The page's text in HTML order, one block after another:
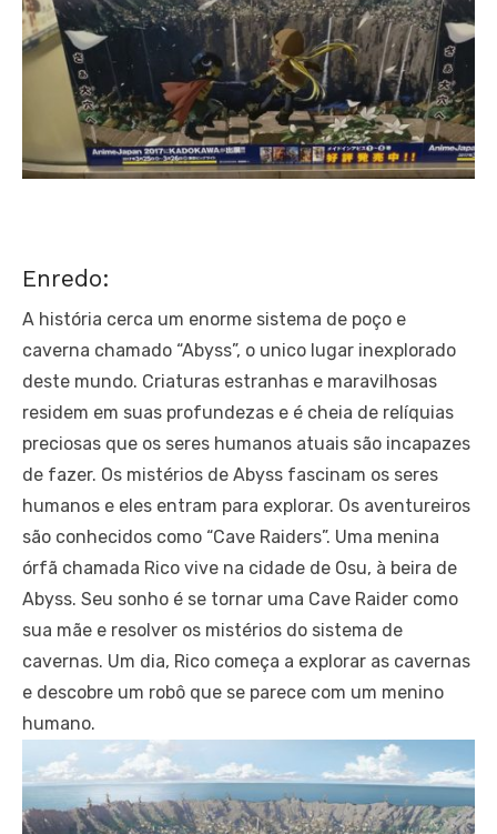
Enredo:
A história cerca um enorme sistema de poço e
caverna chamado “Abyss”, o unico lugar inexplorado
deste mundo. Criaturas estranhas e maravilhosas
residem em suas profundezas e é cheia de relíquias
preciosas que os seres humanos atuais são incapazes
de fazer. Os mistérios de Abyss fascinam os seres
humanos e eles entram para explorar. Os aventureiros
são conhecidos como “Cave Raiders”. Uma menina
órfã chamada Rico vive na cidade de Osu, à beira de
Abyss. Seu sonho é se tornar uma Cave Raider como
sua mãe e resolver os mistérios do sistema de
cavernas. Um dia, Rico começa a explorar as cavernas
e descobre um robô que se parece com um menino
humano.